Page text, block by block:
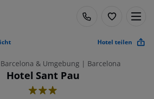
Hotel teilen
& Umgebung | Barcelona
Hotel Sant Pau
3